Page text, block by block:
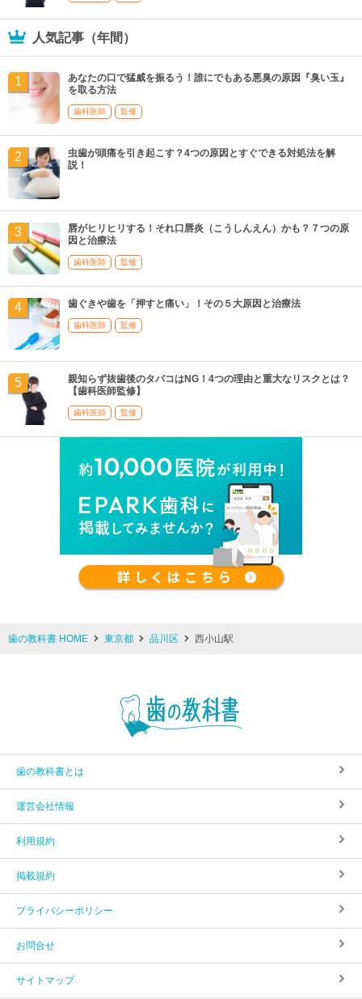
人気記事（年間）
あなたの口で猛威を振るう！誰にでもある悪臭の原因『臭い玉』
を取る方法
歯科医師 監修
虫歯が頭痛を引き起こす？4つの原因とすぐできる対処法を解
説！
唇がヒリヒリする！それ口唇炎（こうしんえん）かも？７つの原
因と治療法
歯科医師 監修
歯ぐきや歯を「押すと痛い」！その５大原因と治療法
歯科医師 監修
親知らず抜歯後のタバコはNG！4つの理由と重大なリスクとは？
【歯科医師監修】
歯科医師 監修
歯の教科書 HOME 東京都 品川区 西小山駅
歯の教科書とは
運営会社情報
利用規約
掲載規約
プライバシーポリシー
お問合せ
サイトマップ